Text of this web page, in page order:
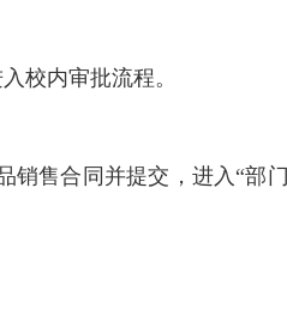
校内审批流程。
销售合同并提交，进入“部